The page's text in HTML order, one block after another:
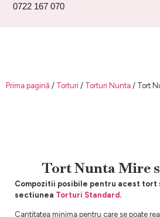
0722 167 070
Prima pagină / Torturi / Torturi Nunta / Tort
Tort Nunta Mire
Compozitii posibile pentru acest tort
sectiunea Torturi Standard .
Cantitatea minima pentru care se poate